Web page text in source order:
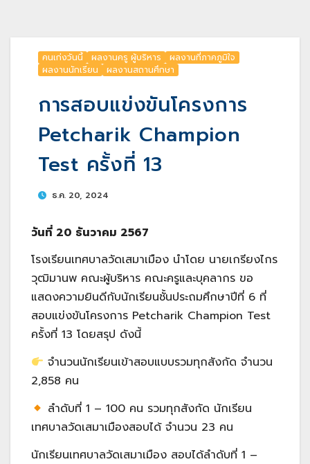
คนเก่งวันนี้ ผลงานครู ผู้บริหาร
ผลงานที่ภาคภูมิใจ
ผลงานนักเรียน
ผลงานสถานศึกษา
การสอบแข่งขันโครงการ
Petcharik Champion
Test ครั้งที่ 13
ธ.ค. 20, 2024
วันที่ 20 ธันวาคม 2567
โรงเรียนเทศบาลวัดเสมาเมือง นำโดย นายเกรียงไกร
วุฒิมานพ คณะผู้บริหาร คณะครูและบุคลากร ขอ
แสดงความยินดีกับนักเรียนชั้นประถมศึกษาปีที่ 6 ที่
สอบแข่งขันโครงการ Petcharik Champion Test
ครั้งที่ 13 โดยสรุป ดังนี้
จำนวนนักเรียนเข้าสอบแบบรวมทุกสังกัด จำนวน
2,858 คน
ลำดับที่ 1 – 100 คน รวมทุกสังกัด นักเรียน
เทศบาลวัดเสมาเมืองสอบได้ จำนวน 23 คน
นักเรียนเทศบาลวัดเสมาเมือง สอบได้ลำดับที่ 1 –